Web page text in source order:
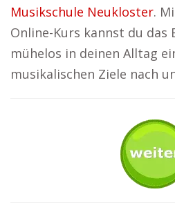
Musikschule Neukloster.
Online-Kurs kannst du das
mühelos in deinen Alltag
musikalischen Ziele nach